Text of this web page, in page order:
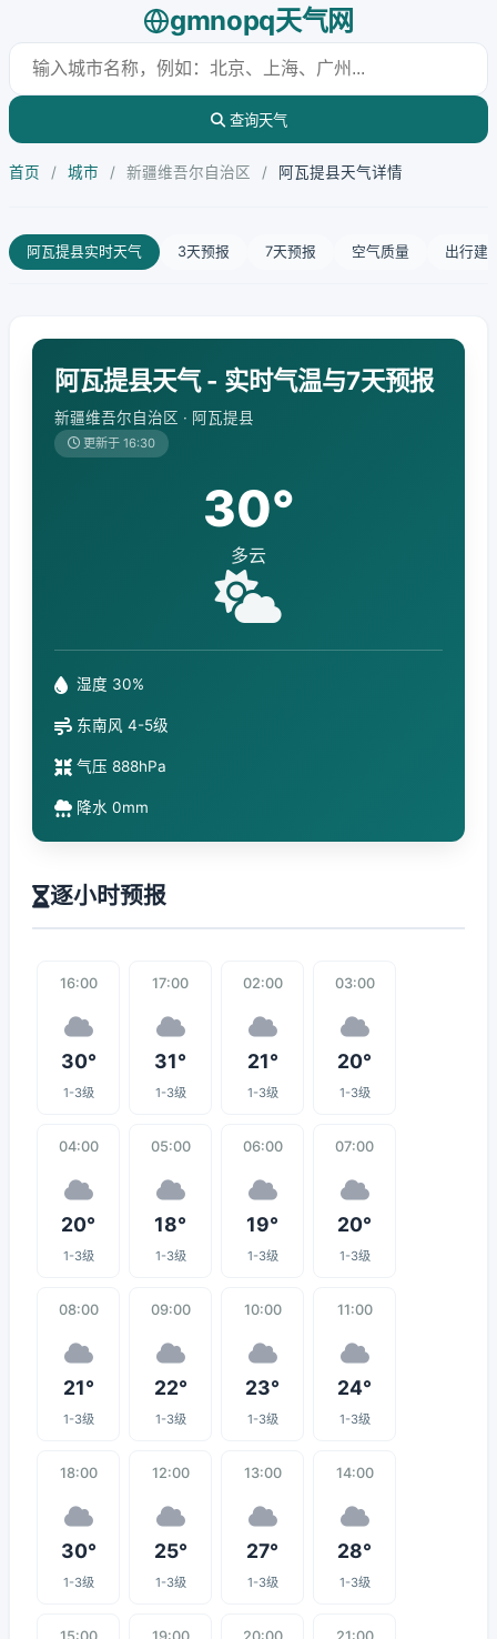
gmnopq天气网
查询天气
首页 / 城市 / 新疆维吾尔自治区 / 阿瓦提县天气详情
阿瓦提县实时天气 3天预报 7天预报 空气质量 出行建
阿瓦提县天气 - 实时气温与7天预报
新疆维吾尔自治区 · 阿瓦提县
更新于 16:30
30°
多云
湿度 30%
东南风 4-5级
气压 888hPa
降水 0mm
逐小时预报
16:00
30°
1-3级
17:00
31°
1-3级
02:00
21°
1-3级
03:00
20°
1-3级
04:00
20°
1-3级
05:00
18°
1-3级
06:00
19°
1-3级
07:00
20°
1-3级
08:00
21°
1-3级
09:00
22°
1-3级
10:00
23°
1-3级
11:00
24°
1-3级
18:00
30°
1-3级
12:00
25°
1-3级
13:00
27°
1-3级
14:00
28°
1-3级